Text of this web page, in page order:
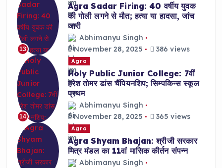
13
Agra Sadar Firing: 40 वर्षीय युवक
की गोली लगने से मौत; हत्या या हादसा, जांच
जारी
Abhimanyu Singh
November 28, 2025
386 views
14
Agra
Holy Public Junior College: 7वीं
हरेश तोमर डांस चैंपियनशिप; सिम्पकिन्स स्कूल
प्रथम
Abhimanyu Singh
November 28, 2025
365 views
Agra
Agra Shyam Bhajan: श्रीजी सरकार
मित्र मंडल का 11वां मासिक कीर्तन संपन्न
Abhimanyu Singh